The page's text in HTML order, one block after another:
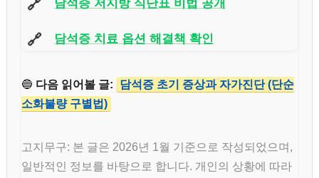
🔗 담석증 저지방 식단표 비법 공개
🔗 담석증 치료 옵션 해결책 확인
🔵 다음 읽어볼 글:
담석증 초기 증상과 자가진단 (단순
소화불량 구별법)
고지무구: 본 글은 2026년 1월 기준으로 작성되었으며,
일반적인 정보를 바탕으로 합니다. 개인의 상황에 따라